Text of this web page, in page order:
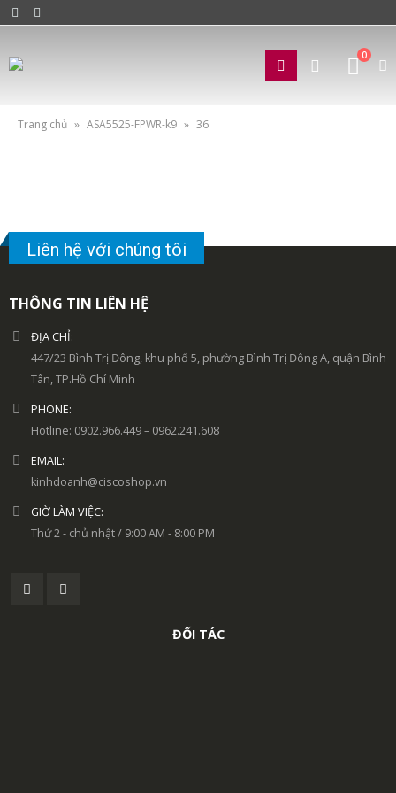
0
Trang chủ » ASA5525-FPWR-k9 » 36
Liên hệ với chúng tôi
THÔNG TIN LIÊN HỆ
ĐỊA CHỈ:
447/23 Bình Trị Đông, khu phố 5, phường Bình Trị Đông A, quận Bình
Tân, TP.Hồ Chí Minh
PHONE:
Hotline: 0902.966.449 – 0962.241.608
EMAIL:
kinhdoanh@ciscoshop.vn
GIỜ LÀM VIỆC:
Thứ 2 - chủ nhật / 9:00 AM - 8:00 PM
ĐỐI TÁC